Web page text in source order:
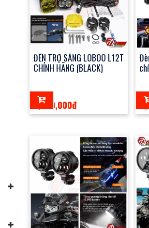
ĐÈN TRỢ SÁNG LOBOO L12T
CHÍNH HÃNG (BLACK)
5,500,000đ